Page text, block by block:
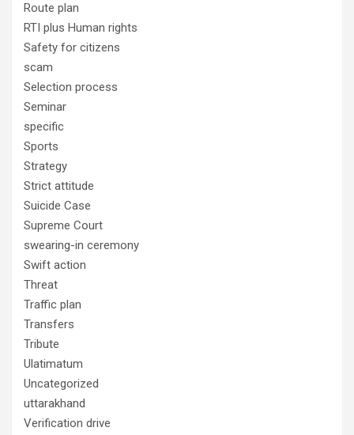
Route plan
RTI plus Human rights
Safety for citizens
scam
Selection process
Seminar
specific
Sports
Strategy
Strict attitude
Suicide Case
Supreme Court
swearing-in ceremony
Swift action
Threat
Traffic plan
Transfers
Tribute
Ulatimatum
Uncategorized
uttarakhand
Verification drive